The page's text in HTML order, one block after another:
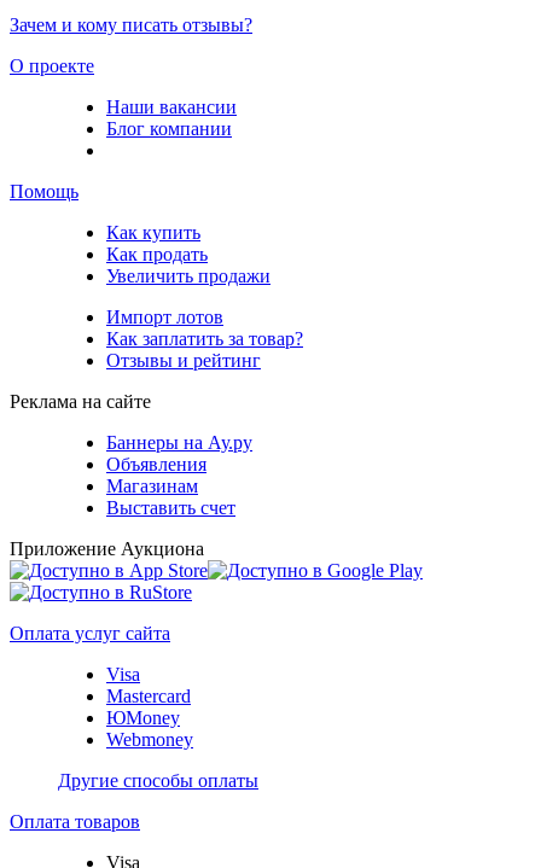
Зачем и кому писать отзывы?
О проекте
Наши вакансии
Блог компании
Помощь
Как купить
Как продать
Увеличить продажи
Импорт лотов
Как заплатить за товар?
Отзывы и рейтинг
Реклама на сайте
Баннеры на Ау.ру
Объявления
Магазинам
Выставить счет
Приложение Аукциона
Оплата услуг сайта
Visa
Mastercard
ЮMoney
Webmoney
Другие способы оплаты
Оплата товаров
Visa